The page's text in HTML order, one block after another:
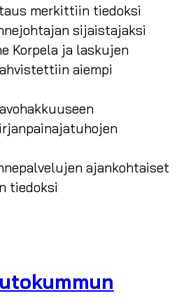
merkittiin tiedoksi
sijaistajaksi
Korpela ja laskujen
aiempi
ajankohtaiset
tiedoksi